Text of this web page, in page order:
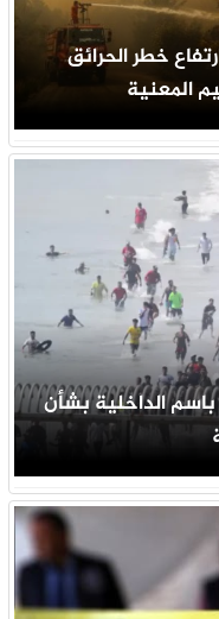
خطر الحرائق
المعنية
الداخلية بشأن